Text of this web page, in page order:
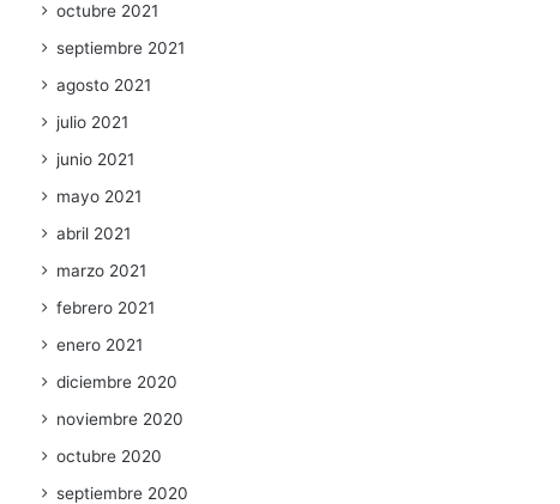
octubre 2021
septiembre 2021
agosto 2021
julio 2021
junio 2021
mayo 2021
abril 2021
marzo 2021
febrero 2021
enero 2021
diciembre 2020
noviembre 2020
octubre 2020
septiembre 2020